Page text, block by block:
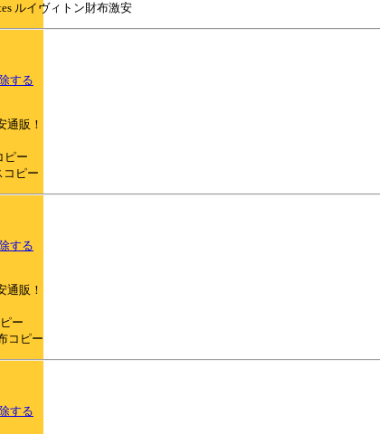
ルイヴィトン財布激安
する
通販！
ピー
コピー
する
通販！
ー
コピー
する